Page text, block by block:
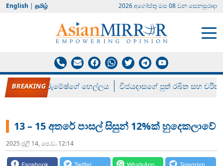
English | தமிழ் 2026 අගෝස්‍තු මස 08 වන සෙනසුරාදා
රන් ගෙනා රුමේෂ්ගේ හෙල්ලය විජයදාසගේ පුත් රඛිත සහ චරිත්
13 – 15 අතරේ පාසල් සිසුන් 12%ක් හුදෙකලාවේ
2025 ජූලි 14, පෙ.ව. 12:14
Facebook Twitter WhatsApp Telegram